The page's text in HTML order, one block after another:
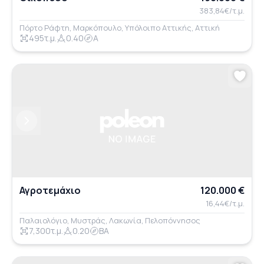
383,84€/τ.μ.
Πόρτο Ράφτη, Μαρκόπουλο, Υπόλοιπο Αττικής, Αττική
495τ.μ. 0.40 Α
Αγροτεμάχιο 120.000 €
16,44€/τ.μ.
Παλαιολόγιο, Μυστράς, Λακωνία, Πελοπόννησος
7,300τ.μ. 0.20 ΒΑ